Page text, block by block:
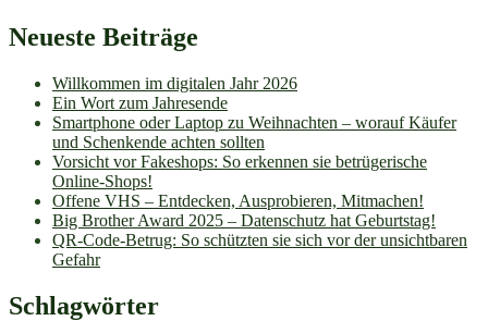
Neueste Beiträge
Willkommen im digitalen Jahr 2026
Ein Wort zum Jahresende
Smartphone oder Laptop zu Weihnachten – worauf Käufer
und Schenkende achten sollten
Vorsicht vor Fakeshops: So erkennen sie betrügerische
Online-Shops!
Offene VHS – Entdecken, Ausprobieren, Mitmachen!
Big Brother Award 2025 – Datenschutz hat Geburtstag!
QR-Code-Betrug: So schützten sie sich vor der unsichtbaren
Gefahr
Schlagwörter